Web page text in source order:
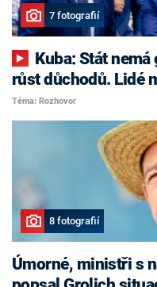
7 fotografií
růst důchodů. Lidé
Téma: Rozhovor
8 fotografií
Úmorné, ministři s